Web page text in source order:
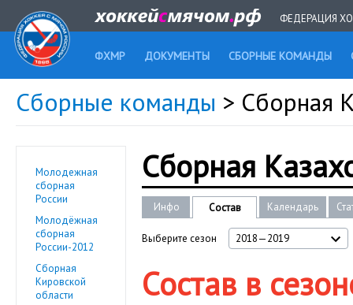
ФЕДЕРАЦИЯ
ФХМР ДОКУМЕНТЫ СБОРНЫЕ КОМАНДЫ
Сборные команды > Сборная
Молодежная
сборная
России
Молодёжная
сборная
России-2012
Сборная
Кировской
области
Сборная
Инфо Состав Календарь
Выберите сезон 2018—2019
Состав в